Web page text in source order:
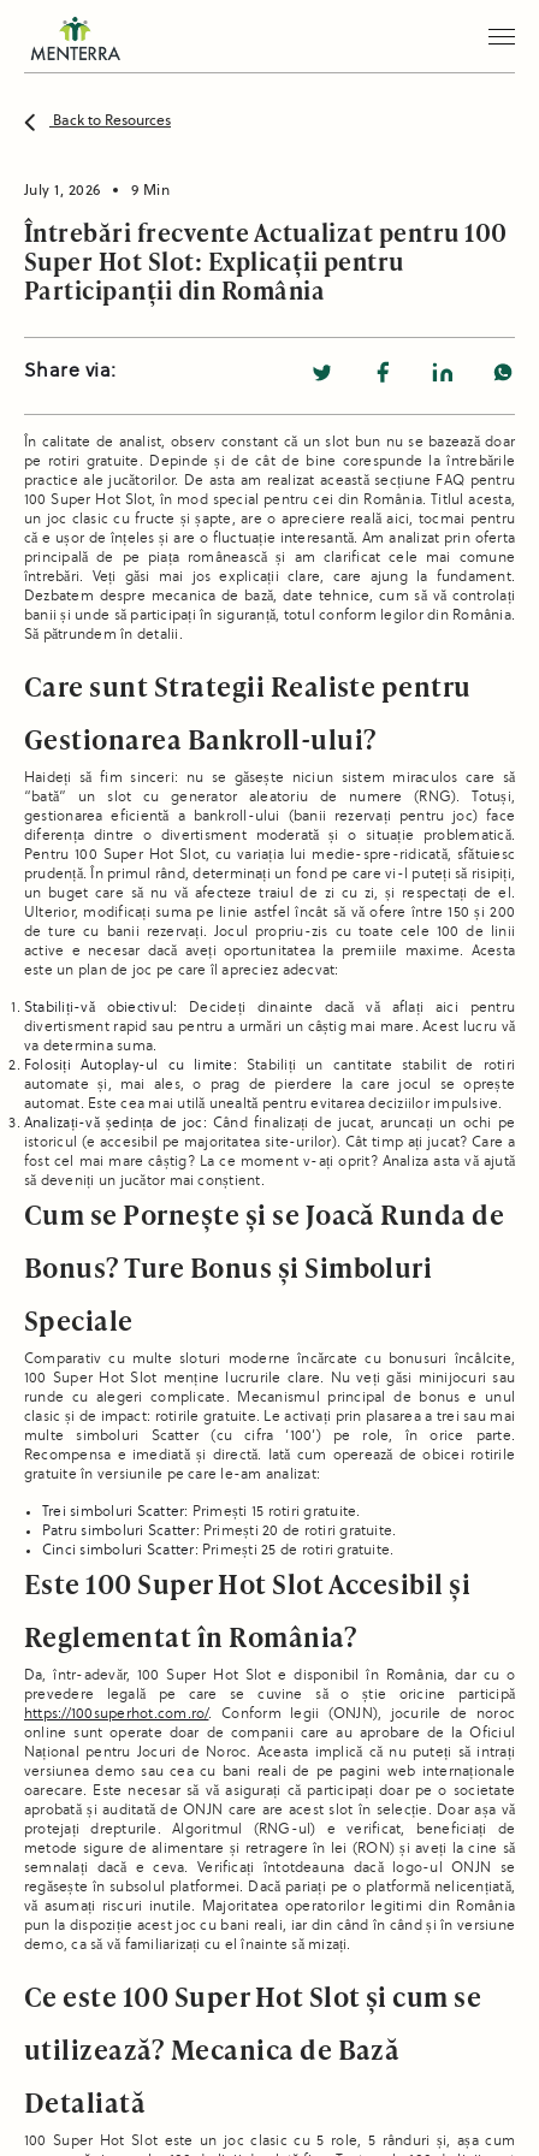
Back to Resources
July 1, 2026 9 Min
Întrebări frecvente Actualizat pentru 100
Super Hot Slot: Explicații pentru
Participanții din România
Share via:
În calitate de analist, observ constant că un slot bun nu se bazează doar
pe rotiri gratuite. Depinde și de cât de bine corespunde la întrebările
practice ale jucătorilor. De asta am realizat această secțiune FAQ pentru
100 Super Hot Slot, în mod special pentru cei din România. Titlul acesta,
un joc clasic cu fructe și șapte, are o apreciere reală aici, tocmai pentru
că e ușor de înțeles și are o fluctuație interesantă. Am analizat prin oferta
principală de pe piața românească și am clarificat cele mai comune
întrebări. Veți găsi mai jos explicații clare, care ajung la fundament.
Dezbatem despre mecanica de bază, date tehnice, cum să vă controlați
banii și unde să participați în siguranță, totul conform legilor din România.
Să pătrundem în detalii.
Care sunt Strategii Realiste pentru
Gestionarea Bankroll-ului?
Haideți să fim sinceri: nu se găsește niciun sistem miraculos care să
“bată” un slot cu generator aleatoriu de numere (RNG). Totuși,
gestionarea eficientă a bankroll-ului (banii rezervați pentru joc) face
diferența dintre o divertisment moderată și o situație problematică.
Pentru 100 Super Hot Slot, cu variația lui medie-spre-ridicată, sfătuiesc
prudență. În primul rând, determinați un fond pe care vi-l puteți să risipiți,
un buget care să nu vă afecteze traiul de zi cu zi, și respectați de el.
Ulterior, modificați suma pe linie astfel încât să vă ofere între 150 și 200
de ture cu banii rezervați. Jocul propriu-zis cu toate cele 100 de linii
active e necesar dacă aveți oportunitatea la premiile maxime. Acesta
este un plan de joc pe care îl apreciez adecvat:
Stabiliți-vă obiectivul: Decideți dinainte dacă vă aflați aici pentru
divertisment rapid sau pentru a urmări un câștig mai mare. Acest lucru vă
va determina suma.
Folosiți Autoplay-ul cu limite: Stabiliți un cantitate stabilit de rotiri
automate și, mai ales, o prag de pierdere la care jocul se oprește
automat. Este cea mai utilă unealtă pentru evitarea deciziilor impulsive.
Analizați-vă ședința de joc: Când finalizați de jucat, aruncați un ochi pe
istoricul (e accesibil pe majoritatea site-urilor). Cât timp ați jucat? Care a
fost cel mai mare câștig? La ce moment v-ați oprit? Analiza asta vă ajută
să deveniți un jucător mai conștient.
Cum se Pornește și se Joacă Runda de
Bonus? Ture Bonus și Simboluri
Speciale
Comparativ cu multe sloturi moderne încărcate cu bonusuri încâlcite,
100 Super Hot Slot menține lucrurile clare. Nu veți găsi minijocuri sau
runde cu alegeri complicate. Mecanismul principal de bonus e unul
clasic și de impact: rotirile gratuite. Le activați prin plasarea a trei sau mai
multe simboluri Scatter (cu cifra ‘100’) pe role, în orice parte.
Recompensa e imediată și directă. Iată cum operează de obicei rotirile
gratuite în versiunile pe care le-am analizat:
Trei simboluri Scatter: Primești 15 rotiri gratuite.
Patru simboluri Scatter: Primești 20 de rotiri gratuite.
Cinci simboluri Scatter: Primești 25 de rotiri gratuite.
Este 100 Super Hot Slot Accesibil și
Reglementat în România?
Da, într-adevăr, 100 Super Hot Slot e disponibil în România, dar cu o
prevedere legală pe care se cuvine să o știe oricine participă
https://100superhot.com.ro/. Conform legii (ONJN), jocurile de noroc
online sunt operate doar de companii care au aprobare de la Oficiul
Național pentru Jocuri de Noroc. Aceasta implică că nu puteți să intrați
versiunea demo sau cea cu bani reali de pe pagini web internaționale
oarecare. Este necesar să vă asigurați că participați doar pe o societate
aprobată și auditată de ONJN care are acest slot în selecție. Doar așa vă
protejați drepturile. Algoritmul (RNG-ul) e verificat, beneficiați de
metode sigure de alimentare și retragere în lei (RON) și aveți la cine să
semnalați dacă e ceva. Verificați întotdeauna dacă logo-ul ONJN se
regăsește în subsolul platformei. Dacă pariați pe o platformă nelicențiată,
vă asumați riscuri inutile. Majoritatea operatorilor legitimi din România
pun la dispoziție acest joc cu bani reali, iar din când în când și în versiune
demo, ca să vă familiarizați cu el înainte să mizați.
Ce este 100 Super Hot Slot și cum se
utilizează? Mecanica de Bază
Detaliată
100 Super Hot Slot este un joc clasic cu 5 role, 5 rânduri și, așa cum